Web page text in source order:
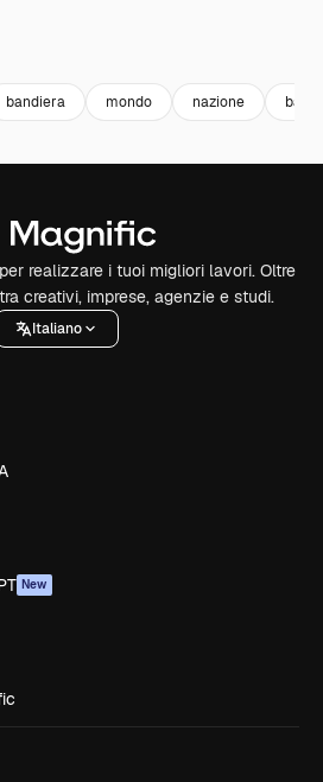
bandiera mondo nazione
realizzare i tuoi migliori lavori. Oltre
creativi, imprese, agenzie e studi.
Italiano
New